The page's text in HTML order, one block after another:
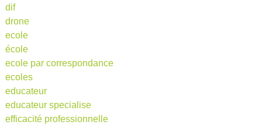
dif
drone
ecole
école
ecole par correspondance
ecoles
educateur
educateur specialise
efficacité professionnelle